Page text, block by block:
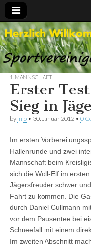
Spvgg.
Offizielle
Internetpräsenz
1. MANNSCHAFT
Erster
Sieg in
by Info • 30. Januar 2012 • 0
Im ersten
Hallenrunde und zwei
Mannschaft beim
sich die Woll-Elf im
Jägersfreuder schwer
Fahrt zu kommen. Die
durch Daniel Cullmann
vor dem Pausentee bei
Schneefall mit einem
Im zweiten Abschnitt